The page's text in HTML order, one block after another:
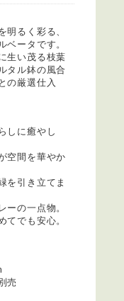
明るく彩る、
ベータです。
生い茂る枝葉
タル鉢の風合
の厳選仕入
しに癒やし
空間を華やか
を引き立てま
ーの一点物。
てでも安心。
売